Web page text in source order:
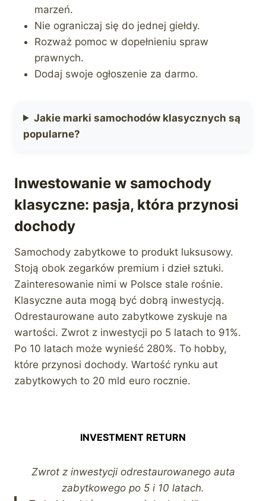
marzeń.
Nie ograniczaj się do jednej giełdy.
Rozważ pomoc w dopełnieniu spraw
prawnych.
Dodaj swoje ogłoszenie za darmo.
Jakie marki samochodów klasycznych są
popularne?
Inwestowanie w samochody
klasyczne: pasja, która przynosi
dochody
Samochody zabytkowe to produkt luksusowy.
Stoją obok zegarków premium i dzieł sztuki.
Zainteresowanie nimi w Polsce stale rośnie.
Klasyczne auta mogą być dobrą inwestycją.
Odrestaurowane auto zabytkowe zyskuje na
wartości. Zwrot z inwestycji po 5 latach to 91%.
Po 10 latach może wynieść 280%. To hobby,
które przynosi dochody. Wartość rynku aut
zabytkowych to 20 mld euro rocznie.
INVESTMENT RETURN
Zwrot z inwestycji odrestaurowanego auta
zabytkowego po 5 i 10 latach.